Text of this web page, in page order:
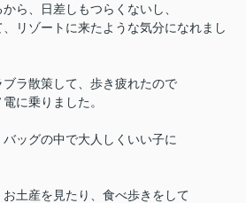
ら、日差しもつらくないし、
リゾートに来たような気分になれまし
ラ散策して、歩き疲れたので
に乗りました。
ッグの中で大人しくいい子に
土産を見たり、食べ歩きをして